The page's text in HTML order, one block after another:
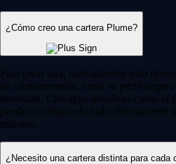
¿Cómo creo una cartera Plume?
Para crear una, normalmente solo
de criptomonedas, crear tu perfil
identidad. Con apps intuitivas como la
puedes configurarlo todo directamente
minutos.
¿Necesito una cartera distinta para cada